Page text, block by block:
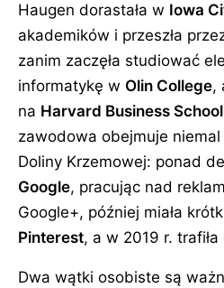
Haugen dorastała w Iowa
akademików i przeszła
zanim zaczęła studiować
informatykę w Olin College,
na Harvard Business School
zawodowa obejmuje
Doliny Krzemowej: ponad
Google, pracując nad
Google+, później miała
Pinterest, a w 2019 r.
Dwa wątki osobiste są